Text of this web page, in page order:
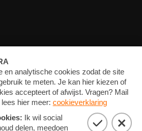
FORUM